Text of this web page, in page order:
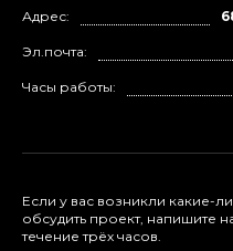
Адрес:
Эл.почта:
Часы работы:
Если у вас возникли какие-
обсудить проект, напишите
течение трёх часов.